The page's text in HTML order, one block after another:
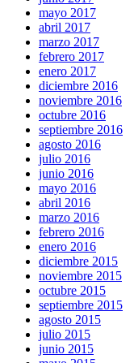
mayo 2017
abril 2017
marzo 2017
febrero 2017
enero 2017
diciembre 2016
noviembre 2016
octubre 2016
septiembre 2016
agosto 2016
julio 2016
junio 2016
mayo 2016
abril 2016
marzo 2016
febrero 2016
enero 2016
diciembre 2015
noviembre 2015
octubre 2015
septiembre 2015
agosto 2015
julio 2015
junio 2015